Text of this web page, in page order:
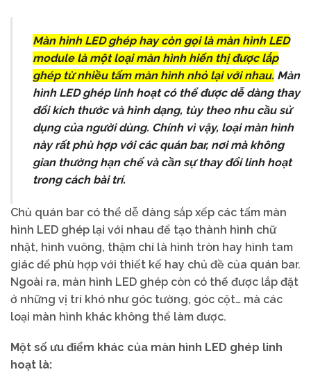
Màn hình LED ghéphay còn gọi là màn hình LED
modulelà một loại màn hình hiển thị được lắp
ghép từ nhiều tấm màn hình nhỏ lại với nhau. Màn
hình LED ghép linh hoạt có thể được dễ dàng thay
đổi kích thước và hình dạng, tùy theo nhu cầu sử
dụng của người dùng. Chính vì vậy, loại màn hình
này rất phù hợp với các quán bar, nơi mà không
gian thường hạn chế và cần sự thay đổi linh hoạt
trong cách bài trí.
Chủ quán bar có thể dễ dàng sắp xếp các tấm màn
hình LED ghép lại với nhau để tạo thành hình chữ
nhật, hình vuông, thậm chí là hình tròn hay hình tam
giác để phù hợp với thiết kế hay chủ đề của quán bar.
Ngoài ra, màn hình LED ghép còn có thể được lắp đặt
ở những vị trí khó như góc tường, góc cột… mà các
loại màn hình khác không thể làm được.
Một số ưu điểm khác của màn hình LED ghép linh
hoạt là: